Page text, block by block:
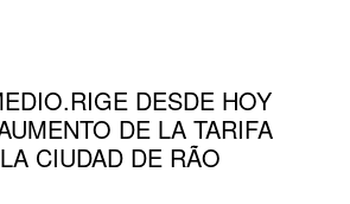
DESDE HOY
DE LA TARIFA
CIUDAD DE RÃO